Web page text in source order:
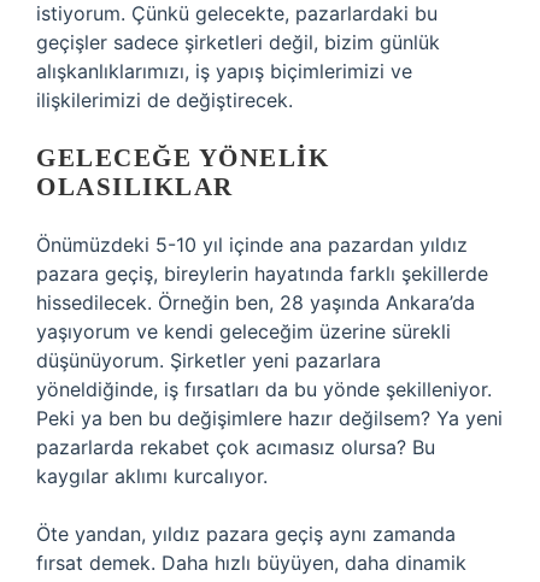
istiyorum. Çünkü gelecekte, pazarlardaki bu
geçişler sadece şirketleri değil, bizim günlük
alışkanlıklarımızı, iş yapış biçimlerimizi ve
ilişkilerimizi de değiştirecek.
GELECEĞE YÖNELIK
OLASILIKLAR
Önümüzdeki 5-10 yıl içinde ana pazardan yıldız
pazara geçiş, bireylerin hayatında farklı şekillerde
hissedilecek. Örneğin ben, 28 yaşında Ankara’da
yaşıyorum ve kendi geleceğim üzerine sürekli
düşünüyorum. Şirketler yeni pazarlara
yöneldiğinde, iş fırsatları da bu yönde şekilleniyor.
Peki ya ben bu değişimlere hazır değilsem? Ya yeni
pazarlarda rekabet çok acımasız olursa? Bu
kaygılar aklımı kurcalıyor.
Öte yandan, yıldız pazara geçiş aynı zamanda
fırsat demek. Daha hızlı büyüyen, daha dinamik